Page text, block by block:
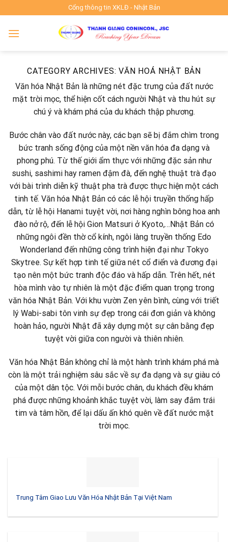
to
content
Cổng thông tin XKLĐ - Nhật Bản
CATEGORY ARCHIVES:VĂN HOÁ NHẬT BẢN
Văn hóa Nhật Bảnlà những nét đặc trưng của đất nước
mặt trời mọc, thể hiện cốt cách người Nhật và thu hút sự
chú ý và khám phá của du khách thập phương.
Bước chân vào đất nước này, các bạn sẽ bị đắm chìm trong
bức tranh sống động của một nền văn hóa đa dạng và
phong phú. Từ thế giới ẩm thực với những đặc sản như
sushi, sashimi hay ramen đậm đà, đến nghệ thuật trà đạo
với bài trình diễn kỹ thuật pha trà được thực hiện một cách
tinh tế. Văn hóa Nhật Bản có các lễ hội truyền thống hấp
dẫn, từ lễ hội Hanami tuyệt vời, nơi hàng nghìn bông hoa anh
đào nở rộ, đến lễ hội Gion Matsuri ở Kyoto,…Nhật Bản có
những ngôi đền thờ cổ kính, ngôi làng truyền thống Edo
Wonderland đến những công trình hiện đại như Tokyo
Skytree. Sự kết hợp tinh tế giữa nét cổ điển và đương đại
tạo nên một bức tranh độc đáo và hấp dẫn. Trên hết, nét
hòa mình vào tự nhiên là một đặc điểm quan trọng trong
văn hóa Nhật Bản. Với khu vườn Zen yên bình, cùng với triết
lý Wabi-sabi tôn vinh sự đẹp trong cái đơn giản và không
hoàn hảo, người Nhật đã xây dựng một sự cân bằng đẹp
tuyệt vời giữa con người và thiên nhiên.
Văn hóa Nhật Bản không chỉ là một hành trình khám phá mà
còn là một trải nghiệm sâu sắc về sự đa dạng và sự giàu có
của một dân tộc. Với mỗi bước chân, du khách đều khám
phá được những khoảnh khắc tuyệt vời, làm say đắm trái
tim và tâm hồn, để lại dấu ấn khó quên về đất nước mặt
trời mọc.
Trung Tâm Giao Lưu Văn Hóa Nhật Bản Tại Việt Nam